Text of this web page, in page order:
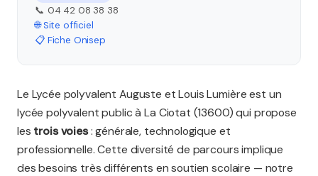
📞 04 42 08 38 38
🌐 Site officiel
📋 Fiche Onisep
Le Lycée polyvalent Auguste et Louis Lumière est un
lycée polyvalent public à La Ciotat (13600) qui propose
les trois voies: générale, technologique et
professionnelle. Cette diversité de parcours implique
des besoins très différents en soutien scolaire — notre